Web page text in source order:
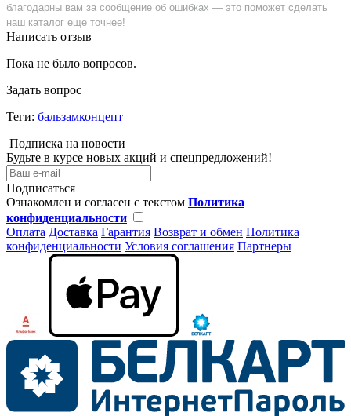
благодарны вам за сообщение об ошибках — это поможет сделать
наш каталог еще точнее!
Написать отзыв
Пока не было вопросов.
Задать вопрос
Теги: бальзамконцепт
Подписка на новости
Будьте в курсе новых акций и спецпредложений!
Подписаться
Ознакомлен и согласен с текстом Политика
конфиденциальности
Оплата Доставка Гарантия Возврат и обмен Политика
конфиденциальности Условия соглашения Партнеры